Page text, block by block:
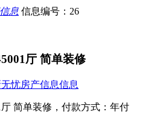
息 信息编号：26
厅 简单装修
忧房产信息信息
简单装修， 付款方式： 年付